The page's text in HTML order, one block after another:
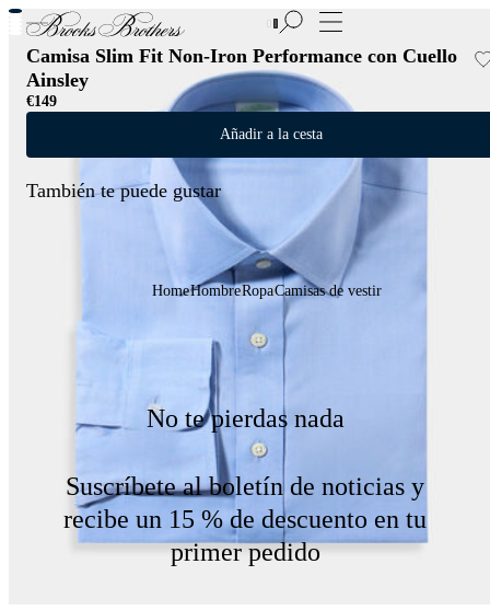
Nuevas incorporaciones a las Rebajas | Hasta 50%
Camisa Slim Fit Non-Iron Performance con Cuello
Ainsley
€149
Añadir a la cesta
También te puede gustar
HomeHombreRopaCamisas de vestir
No te pierdas nada
Suscríbete al boletín de noticias y
recibe un 15 % de descuento en tu
primer pedido